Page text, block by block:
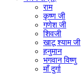
राम
कृष्ण जी
गणेश जी
शिवजी
खाटू श्याम जी
हनुमान
भगवान विष्णु
माँ दुर्गा